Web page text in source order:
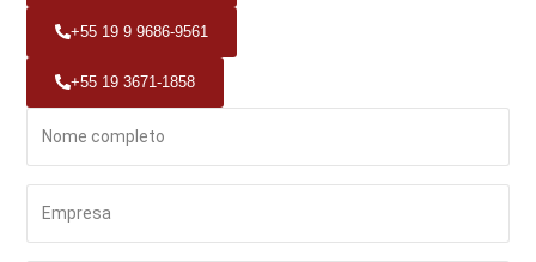
+55 19 9 9686-9561
+55 19 3671-1858